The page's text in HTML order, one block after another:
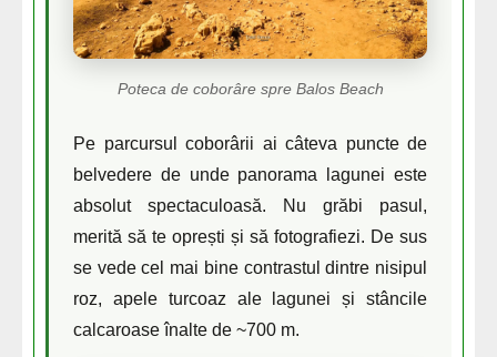
Poteca de coborâre spre Balos Beach
Pe parcursul coborârii ai câteva puncte de
belvedere de unde panorama lagunei este
absolut spectaculoasă. Nu grăbi pasul,
merită să te oprești și să fotografiezi. De sus
se vede cel mai bine contrastul dintre nisipul
roz, apele turcoaz ale lagunei și stâncile
calcaroase înalte de ~700 m.